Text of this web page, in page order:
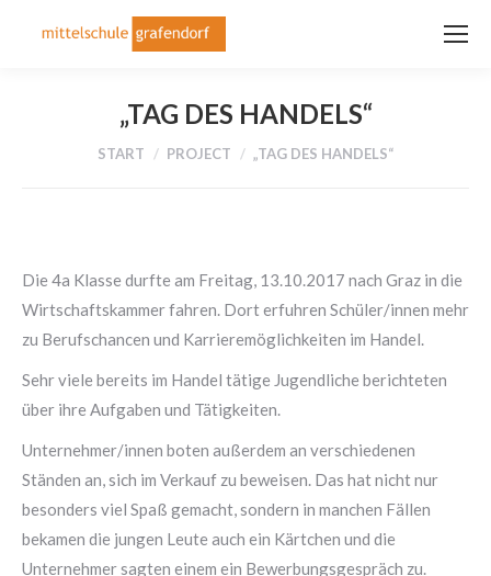
„TAG DES HANDELS“
Sie befinden sich hier:
START PROJECT „TAG DES HANDELS“
Die 4a Klasse durfte am Freitag, 13.10.2017 nach Graz in die
Wirtschaftskammer fahren. Dort erfuhren Schüler/innen mehr
zu Berufschancen und Karrieremöglichkeiten im Handel.
Sehr viele bereits im Handel tätige Jugendliche berichteten
über ihre Aufgaben und Tätigkeiten.
Unternehmer/innen boten außerdem an verschiedenen
Ständen an, sich im Verkauf zu beweisen. Das hat nicht nur
besonders viel Spaß gemacht, sondern in manchen Fällen
bekamen die jungen Leute auch ein Kärtchen und die
Unternehmer sagten einem ein Bewerbungsgespräch zu.